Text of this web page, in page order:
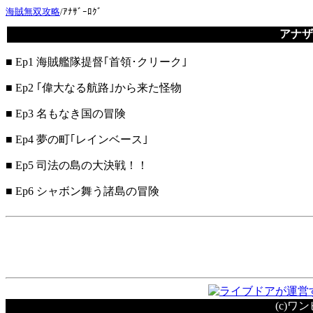
海賊無双攻略/ｱﾅｻﾞｰﾛｸﾞ
アナ
■ Ep1 海賊艦隊提督｢首領･クリーク｣
■ Ep2 ｢偉大なる航路｣から来た怪物
■ Ep3 名もなき国の冒険
■ Ep4 夢の町｢レインベース｣
■ Ep5 司法の島の大決戦！！
■ Ep6 シャボン舞う諸島の冒険
(c)ワン